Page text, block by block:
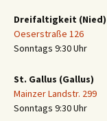
Dreifaltigkeit (Nied)
Oeserstraße 126
Sonntags 9:30 Uhr
St. Gallus (Gallus)
Mainzer Landstr. 299
Sonntags 9:30 Uhr